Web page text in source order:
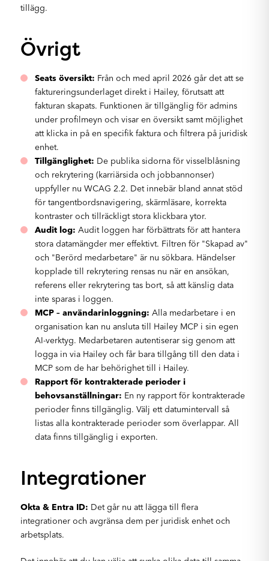
tillägg.
Övrigt
Seats översikt: Från och med april 2026 går det att se
faktureringsunderlaget direkt i Hailey, förutsatt att
fakturan skapats. Funktionen är tillgänglig för admins
under profilmeyn och visar en översikt samt möjlighet
att klicka in på en specifik faktura och filtrera på juridisk
enhet.
Tillgänglighet: De publika sidorna för visselblåsning
och rekrytering (karriärsida och jobbannonser)
uppfyller nu WCAG 2.2. Det innebär bland annat stöd
för tangentbordsnavigering, skärmläsare, korrekta
kontraster och tillräckligt stora klickbara ytor.
Audit log: Audit loggen har förbättrats för att hantera
stora datamängder mer effektivt. Filtren för "Skapad av"
och "Berörd medarbetare" är nu sökbara. Händelser
kopplade till rekrytering rensas nu när en ansökan,
referens eller rekrytering tas bort, så att känslig data
inte sparas i loggen.
MCP – användarinloggning: Alla medarbetare i en
organisation kan nu ansluta till Hailey MCP i sin egen
AI-verktyg. Medarbetaren autentiserar sig genom att
logga in via Hailey och får bara tillgång till den data i
MCP som de har behörighet till i Hailey.
Rapport för kontrakterade perioder i
behovsanställningar: En ny rapport för kontrakterade
perioder finns tillgänglig. Välj ett datumintervall så
listas alla kontrakterade perioder som överlappar. All
data finns tillgänglig i exporten.
Integrationer
Okta & Entra ID: Det går nu att lägga till flera
integrationer och avgränsa dem per juridisk enhet och
arbetsplats.